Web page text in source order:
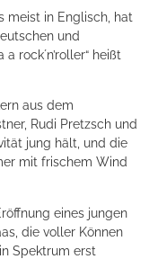
meist in Englisch, hat
und
rock´n’roller“ heißt
aus dem
Rudi Pretzsch und
jung hält, und die
mit frischem Wind
eines jungen
die voller Können
Spektrum erst